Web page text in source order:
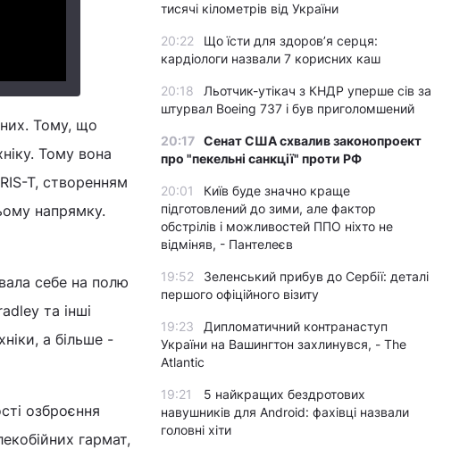
Тому, що
Тому вона
T, створенням
напрямку.
себе на полю
та інші
а більше -
озброєння
гармат,
тисячі кілометрів від України
20:22
Що їсти для здоров’я серця:
кардіологи назвали 7 корисних каш
20:18
Льотчик-утікач з КНДР уперше сів за
штурвал Boeing 737 і був приголомшений
20:17 Сенат США схвалив законопроект
про "пекельні санкції" проти РФ
20:01
Київ буде значно краще
підготовлений до зими, але фактор
обстрілів і можливостей ППО ніхто не
відміняв, - Пантелеєв
19:52
Зеленський прибув до Сербії: деталі
першого офіційного візиту
19:23
Дипломатичний контранаступ
України на Вашингтон захлинувся, - The
Atlantic
19:21
5 найкращих бездротових
навушників для Android: фахівці назвали
головні хіти